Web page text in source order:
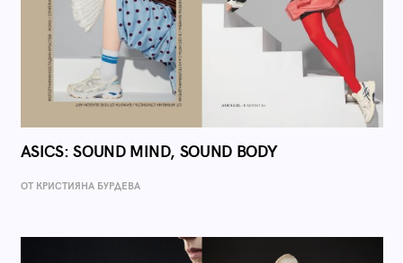
ASICS: SOUND MIND, SOUND BODY
ОТ КРИСТИЯНА БУРДЕВА